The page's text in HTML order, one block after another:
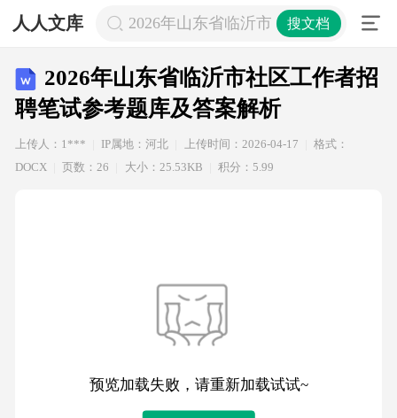
人人文库 2026年山东省临沂市社区工作者招聘
搜文档
2026年山东省临沂市社区工作者招
聘笔试参考题库及答案解析
上传人：1*** IP属地：河北 上传时间：2026-04-17
格式：
DOCX
页数：26 大小：25.53KB 积分：5.99
预览加载失败，请重新加载试试~